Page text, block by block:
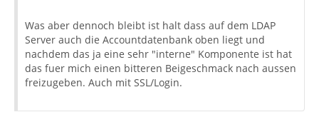
Was aber dennoch bleibt ist halt dass auf dem LDAP
Server auch die Accountdatenbank oben liegt und
nachdem das ja eine sehr "interne" Komponente ist hat
das fuer mich einen bitteren Beigeschmack nach aussen
freizugeben. Auch mit SSL/Login.